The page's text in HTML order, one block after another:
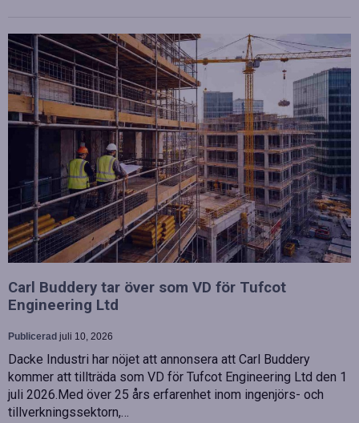
Carl Buddery tar över som VD för Tufcot
Engineering Ltd
Publicerad juli 10, 2026
Dacke Industri har nöjet att annonsera att Carl Buddery
kommer att tillträda som VD för Tufcot Engineering Ltd den 1
juli 2026.Med över 25 års erfarenhet inom ingenjörs- och
tillverkningssektorn,…